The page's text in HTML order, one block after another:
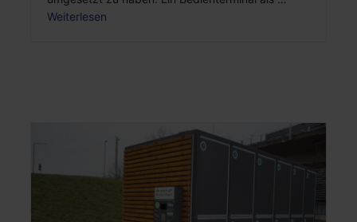
Weiterlesen